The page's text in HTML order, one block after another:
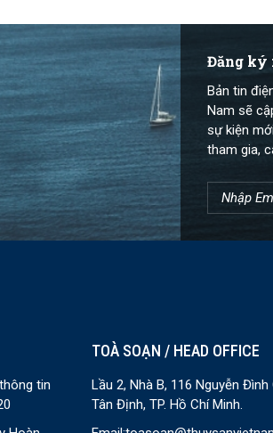
Đăng ký
Bản tin
Nam sẽ
sự kiện
tham gia,
tin
TOÀ SOẠN / HEAD OFFICE
Lầu 2, Nhà B, 116 Nguyễn
Tân Định, TP. Hồ Chí Minh.